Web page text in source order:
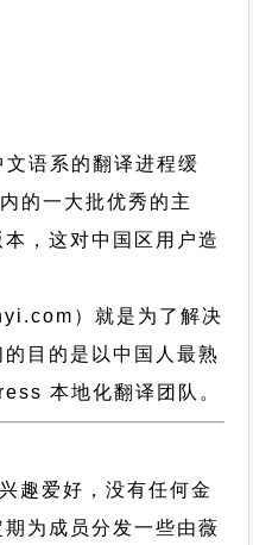
语系的翻译进程缓
的一大批优秀的主
，这对中国区用户造
） 就是为了解决
目的是以中国人最熟
本地化翻译团队。
趣爱好，没有任何金
为成员分发一些由薇